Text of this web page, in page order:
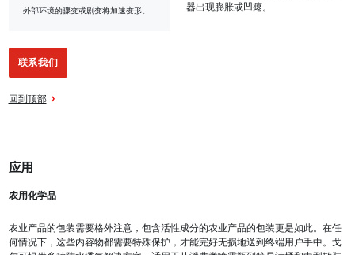
外部环境的骤变或剧变将加速变形。
器出现膨胀或凹瘪。
联系我们
回到顶部
应用
农用化学品
农业产品的包装需要格外注意，包含活性成分的农业产品的包装更是如此。在任
何情况下，这些内容物都需要特殊保护，才能完好无损地送到终端用户手中。戈